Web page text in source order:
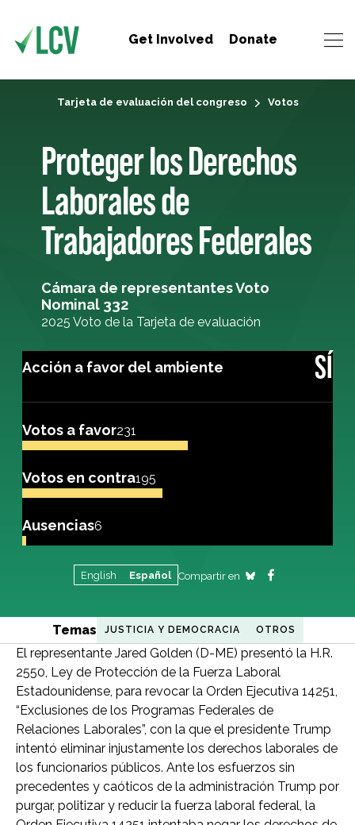
Get Involved Donate
Tarjeta de evaluación del congreso Votos
Proteger los Derechos
Laborales de
Trabajadores Federales
Cámara de representantes Voto
Nominal 332
2025 Voto de la Tarjeta de evaluación
Acción a favor del ambiente SÍ
Votos a favor231
Votos en contra195
Ausencias6
English Español Compartir en
Temas JUSTICIA Y DEMOCRACIA OTROS
El representante Jared Golden (D-ME) presentó la H.R.
2550, Ley de Protección de la Fuerza Laboral
Estadounidense, para revocar la Orden Ejecutiva 14251,
“Exclusiones de los Programas Federales de
Relaciones Laborales”, con la que el presidente Trump
intentó eliminar injustamente los derechos laborales de
los funcionarios públicos. Ante los esfuerzos sin
precedentes y caóticos de la administración Trump por
purgar, politizar y reducir la fuerza laboral federal, la